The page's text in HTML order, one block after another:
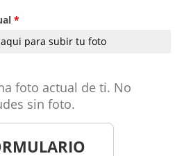
*
aqui para subir tu foto
foto actual de ti. No
sin foto.